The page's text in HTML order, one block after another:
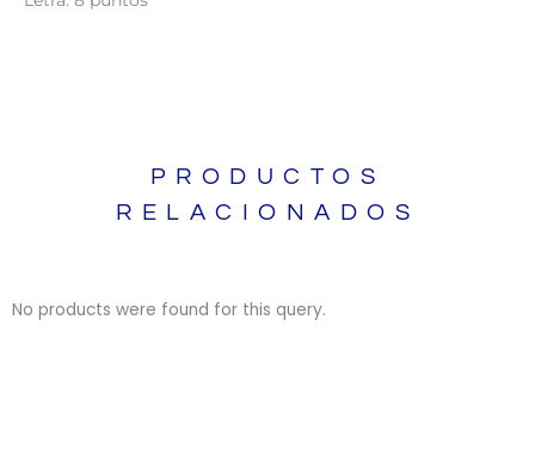
PRODUCTOS
RELACIONADOS
No products were found for this query.